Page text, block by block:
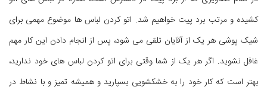
کشیده و مرتب برد پیت خواهیم شد. اتو کردن لباس ها موضوع مهمی برای
شیک پوشی هر یک از آقایان تلقی می شود، پس از انجام دادن این کار مهم
غافل نشوید. اگر هر یک از شما وقتی برای اتو کردن لباس های خود ندارید،
بهتر است که کار خود را به خشکشویی بسپارید و همیشه تمیز و با نشاط در